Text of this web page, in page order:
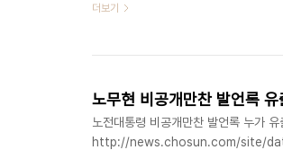
reporter, Argaw Ashine, fled
더보기
노전대통령 비공개만찬 발언록 누가
http://news.chosun.com/site/